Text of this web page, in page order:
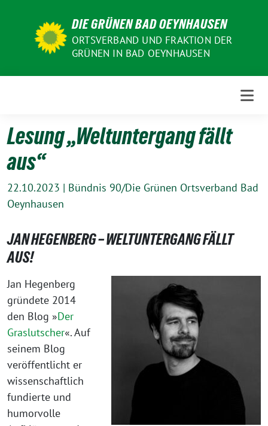
DIE GRÜNEN BAD OEYNHAUSEN
ORTSVERBAND UND FRAKTION DER
GRÜNEN IN BAD OEYNHAUSEN
Lesung „Weltuntergang fällt
aus“
22.10.2023 | Bündnis 90/Die Grünen Ortsverband Bad
Oeynhausen
JAN HEGENBERG – WELTUNTERGANG FÄLLT
AUS!
Jan Hegenberg
gründete 2014
den Blog »Der
Graslutscher«. Auf
seinem Blog
veröffentlicht er
wissenschaftlich
fundierte und
humorvolle